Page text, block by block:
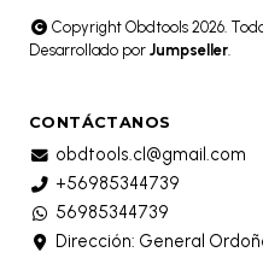
Copyright Obdtools 2026.
Desarrollado por Jumpseller.
CONTÁCTANOS
obdtools.cl@gmail.com
+56985344739
56985344739
Dirección: General